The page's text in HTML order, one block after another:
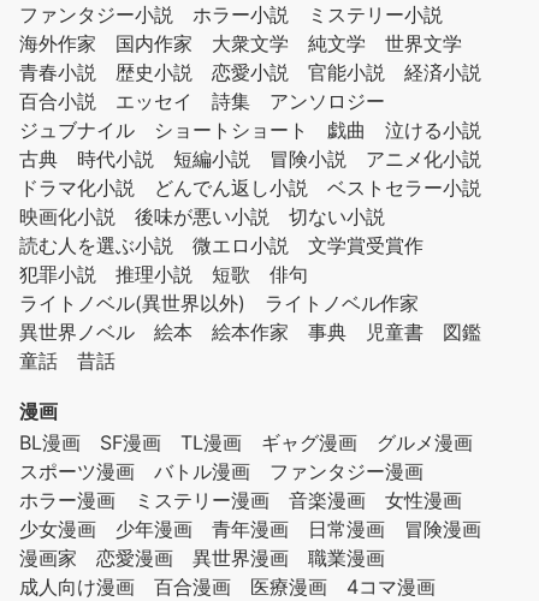
ファンタジー小説
ホラー小説
ミステリー小説
海外作家
国内作家 大衆文学 純文学
世界文学
青春小説
歴史小説 恋愛小説 官能小説
経済小説
百合小説
エッセイ 詩集
アンソロジー
ジュブナイル
ショートショート 戯曲
泣ける小説
古典
時代小説 短編小説 冒険小説
アニメ化小説
ドラマ化小説
どんでん返し小説
ベストセラー小説
映画化小説
後味が悪い小説
切ない小説
読む人を選ぶ小説
微エロ小説
文学賞受賞作
犯罪小説
推理小説 短歌
俳句
ライトノベル(異世界以外)
ライトノベル作家
異世界ノベル
絵本 絵本作家 事典 児童書
図鑑
童話
昔話
漫画
BL漫画
SF漫画 TL漫画 ギャグ漫画
グルメ漫画
スポーツ漫画
バトル漫画
ファンタジー漫画
ホラー漫画
ミステリー漫画 音楽漫画
女性漫画
少女漫画
少年漫画 青年漫画 日常漫画
冒険漫画
漫画家
恋愛漫画 異世界漫画
職業漫画
成人向け漫画
百合漫画 医療漫画
4コマ漫画